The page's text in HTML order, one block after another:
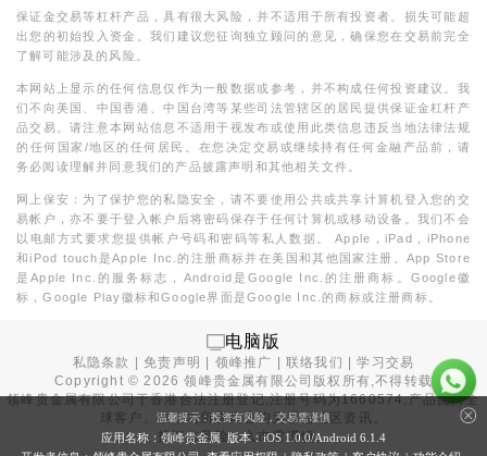
保证金交易等杠杆产品，具有很大风险，并不适用于所有投资者。损失可能超
出您的初始投入资金。我们建议您征询独立顾问的意见，确保您在交易前完全
了解可能涉及的风险。
本网站上显示的任何信息仅作为一般数据或参考，并不构成任何投资建议。我
们不向美国、中国香港、中国台湾等某些司法管辖区的居民提供保证金杠杆产
品交易。请注意本网站信息不适用于视发布或使用此类信息违反当地法律法规
的任何国家/地区的任何居民。在您决定交易或继续持有任何金融产品前，请
务必阅读理解并同意我们的产品披露声明和其他相关文件。
网上保安：为了保护您的私隐安全，请不要使用公共或共享计算机登入您的交
易帐户，亦不要于登入帐户后将密码保存于任何计算机或移动设备。我们不会
以电邮方式要求您提供帐户号码和密码等私人数据。 Apple，iPad，iPhone
和iPod touch是Apple Inc.的注册商标并在美国和其他国家注册。App Store
是Apple Inc.的服务标志，Android是Google Inc.的注册商标。Google徽
标，Google Play徽标和Google界面是Google Inc.的商标或注册商标。
电脑版
私隐条款 |免责声明 领峰推广 |联络我们 |学习交易
Copyright ©2026 领峰贵金属有限公司版权所有,不得转载
领峰贵金属有限公司于香港合法注册登记,注册号码为1660574,产品面向全
球客户。本站内所有内容均为香港地区资讯。
投资有风险，入市需谨慎。
温馨提示：投资有风险，交易需谨慎
应用名称：领峰贵金属 版本：iOS 1.0.0/Android 6.1.4